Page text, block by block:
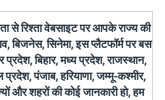
से रिश्ता वेबसाइट पर आपके राज्य की
बिजनेस, सिनेमा, इस प्लैटफॉर्म पर बस
बिहार, मध्य प्रदेश, राजस्थान,
प्रदेश, पंजाब, हरियाणा, जम्मू-कश्मीर,
और शहरों की कोई जानकारी हो, हम